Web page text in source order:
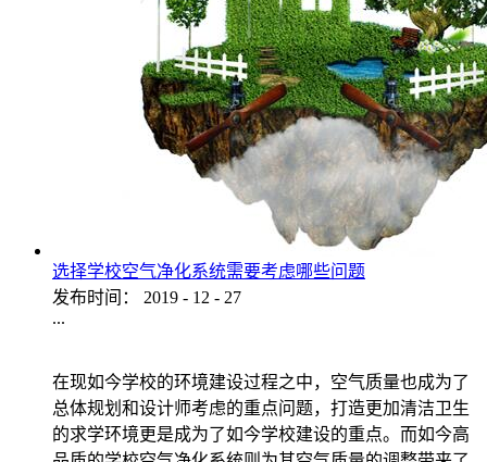
选择学校空气净化系统需要考虑哪些问题
发布时间：
2019 - 12 - 27
...
在现如今学校的环境建设过程之中，空气质量也成为了
总体规划和设计师考虑的重点问题，打造更加清洁卫生
的求学环境更是成为了如今学校建设的重点。而如今高